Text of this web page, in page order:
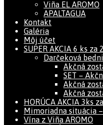
Viña EL AROMO
APALTAGUA
Kontakt
Galéria
Môj účet
SUPER AKCIA 6 ks za
Darčeková
Akčná
SET –
Akčná
Akčná
HORÚCA AKCIA 3ks
Mimoriadna situácia –
Vína z Viña AROMO